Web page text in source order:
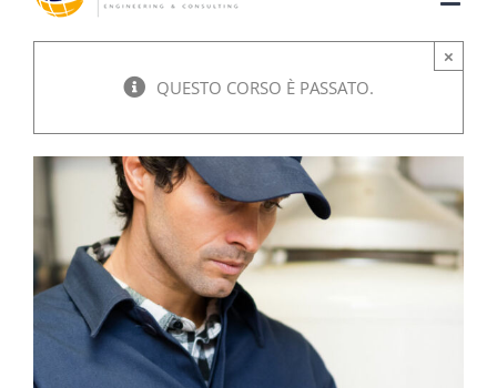
QUESTO CORSO È PASSATO.
×